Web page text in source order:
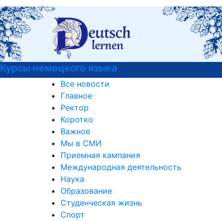
Курсы немецкого языка
Все новости
Главное
Ректор
Коротко
Важное
Мы в СМИ
Приемная кампания
Международная деятельность
Наука
Образование
Студенческая жизнь
Спорт